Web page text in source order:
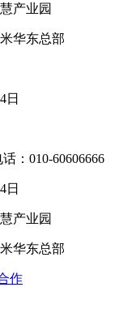
产业园
华东总部
日
：010-60606666
日
产业园
华东总部
作